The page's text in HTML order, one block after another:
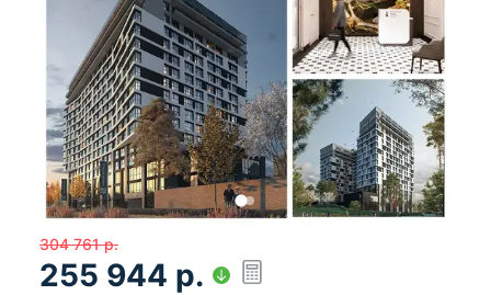
304 761 р.
255 944 р.